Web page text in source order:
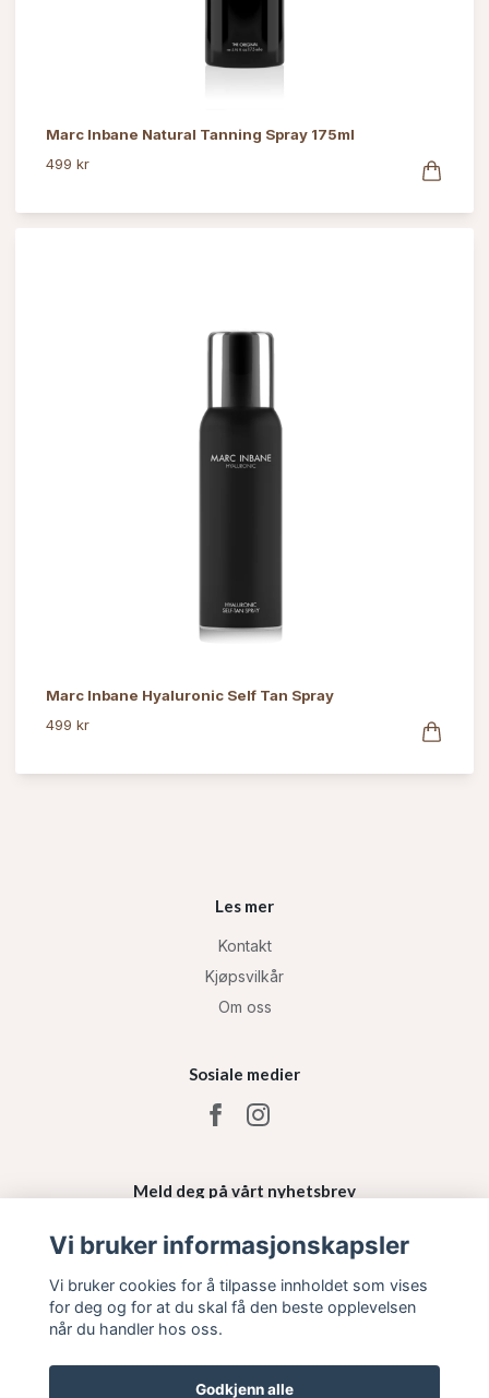
Marc Inbane Natural Tanning Spray 175ml
499 kr
Marc Inbane Hyaluronic Self Tan Spray
499 kr
Les mer
Kontakt
Kjøpsvilkår
Om oss
Sosiale medier
Meld deg på vårt nyhetsbrev
Påmelding
Vi bruker informasjonskapsler
Vi bruker cookies for å tilpasse innholdet som vises
for deg og for at du skal få den beste opplevelsen
når du handler hos oss.
Godkjenn alle